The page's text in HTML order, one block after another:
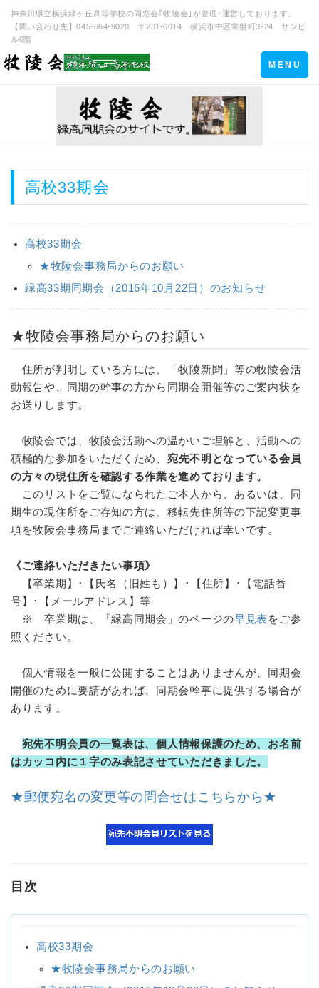
神奈川県立横浜緑ヶ丘高等学校の同窓会｢牧陵会｣が管理･運営しております。
【問い合わせ先】045-664-9020 〒231-0014 横浜市中区常盤町3-24 サンビ
ル6階
Toggle
navigation
MENU
高校33期会
高校33期会
★牧陵会事務局からのお願い
緑高33期同期会（2016年10月22日）のお知らせ
★牧陵会事務局からのお願い
住所が判明している方には、「牧陵新聞」等の牧陵会活
動報告や、同期の幹事の方から同期会開催等のご案内状を
お送りします。
牧陵会では、牧陵会活動への温かいご理解と、活動への
積極的な参加をいただくため、 宛先不明となっている会員
の方々の現住所を確認する作業を進めております。
このリストをご覧になられたご本人から、あるいは、同
期生の現住所をご存知の方は、移転先住所等の下記変更事
項を牧陵会事務局までご連絡いただければ幸いです。
《ご連絡いただきたい事項》
【卒業期】･【氏名（旧姓も）】･【住所】･【電話番
号】･【メールアドレス】等
※ 卒業期は、「緑高同期会」のページの早見表をご参
照ください。
個人情報を一般に公開することはありませんが、同期会
開催のために要請があれば、同期会幹事に提供する場合が
あります。
宛先不明会員の一覧表は、個人情報保護のため、お名前
はカッコ内に１字のみ表記させていただきました。
★郵便宛名の変更等の問合せはこちらから★
目次
高校33期会
★牧陵会事務局からのお願い